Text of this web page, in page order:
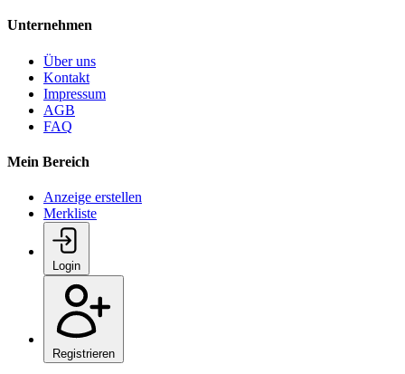
Unternehmen
Über uns
Kontakt
Impressum
AGB
FAQ
Mein Bereich
Anzeige erstellen
Merkliste
Login
Registrieren